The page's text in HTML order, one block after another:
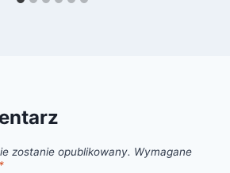
zostanie opublikowany. Wymagane
*